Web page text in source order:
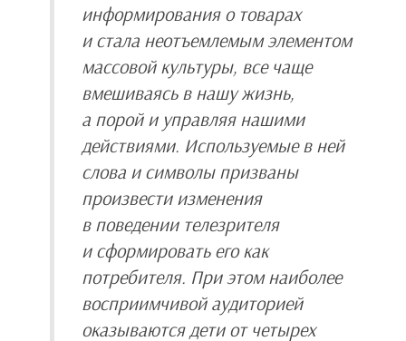
информирования о товарах
и стала неотъемлемым элементом
массовой культуры, все чаще
вмешиваясь в нашу жизнь,
а порой и управляя нашими
действиями. Используемые в ней
слова и символы призваны
произвести изменения
в поведении телезрителя
и сформировать его как
потребителя. При этом наиболее
восприимчивой аудиторией
оказываются дети от четырех